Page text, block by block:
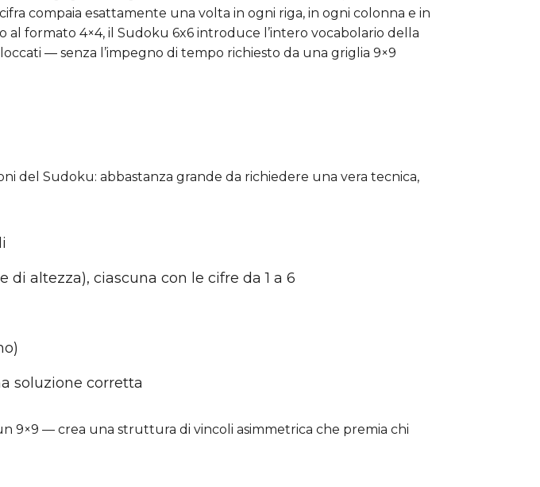
compaia esattamente una volta in ogni riga, in ogni colonna e in
formato 4×4, il Sudoku 6x6 introduce l’intero vocabolario della
— senza l’impegno di tempo richiesto da una griglia 9×9
del Sudoku: abbastanza grande da richiedere una vera tecnica,
di altezza), ciascuna con le cifre da 1 a 6
soluzione corretta
9×9 — crea una struttura di vincoli asimmetrica che premia chi